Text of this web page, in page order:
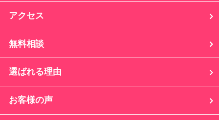
アクセス
無料相談
選ばれる理由
お客様の声